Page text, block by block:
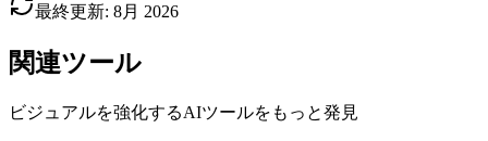
最終更新: 8月 2026
関連ツール
ビジュアルを強化するAIツールをもっと発見